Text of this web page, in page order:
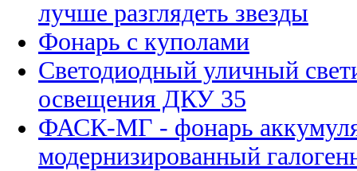
лучше разглядеть звезды
Фонарь с куполами
Светодиодный уличный
освещения ДКУ 35
ФАСК-МГ - фонарь
модернизированный